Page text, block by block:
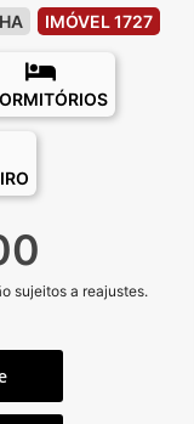
IMÓVEL 1727
sujeitos a reajustes.